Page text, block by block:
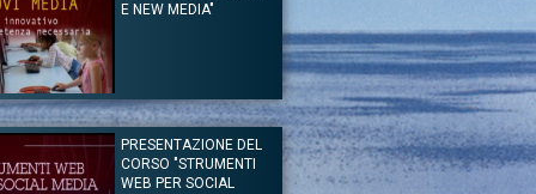
E NEW MEDIA"
Enrico Menduni
presenta gli argomenti del corso il cui obiettivo
quello di definire e capire la nuova generazione di
e della loro evoluzione nel tempo ma soprattutto le
PRESENTAZIONE DEL
CORSO "STRUMENTI
WEB PER SOCIAL